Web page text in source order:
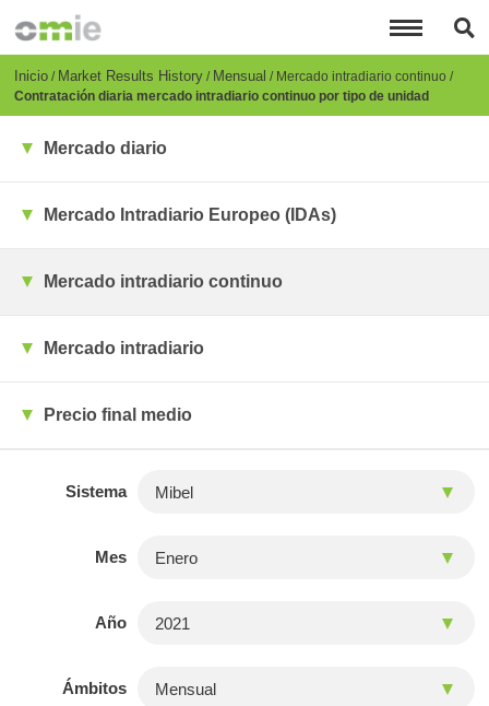
principal
Breadcrumb
Inicio Market Results History Mensual
Mercado intradiario continuo
Contratación diaria mercado intradiario continuo por tipo de unidad
Mercado diario
Mercado Intradiario Europeo (IDAs)
Mercado intradiario continuo
Mercado intradiario
Precio final medio
Sistema
Mes
Año
Ámbitos